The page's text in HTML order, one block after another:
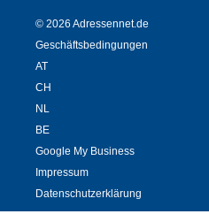
© 2026 Adressennet.de
Geschäftsbedingungen
AT
CH
NL
BE
Google My Business
Impressum
Datenschutzerklärung